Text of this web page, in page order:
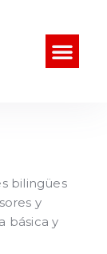
bilingües
y
básica y